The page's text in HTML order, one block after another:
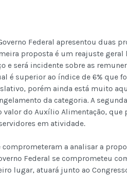
Federal apresentou duas
proposta é um reajuste geral
e será incidente sobre as
é superior ao índice de 6% que
porém ainda está muito
da categoria. A
valor do Auxílio Alimentação, que
em atividade.
a analisar a
Federal se comprometeu
lugar, atuará junto ao